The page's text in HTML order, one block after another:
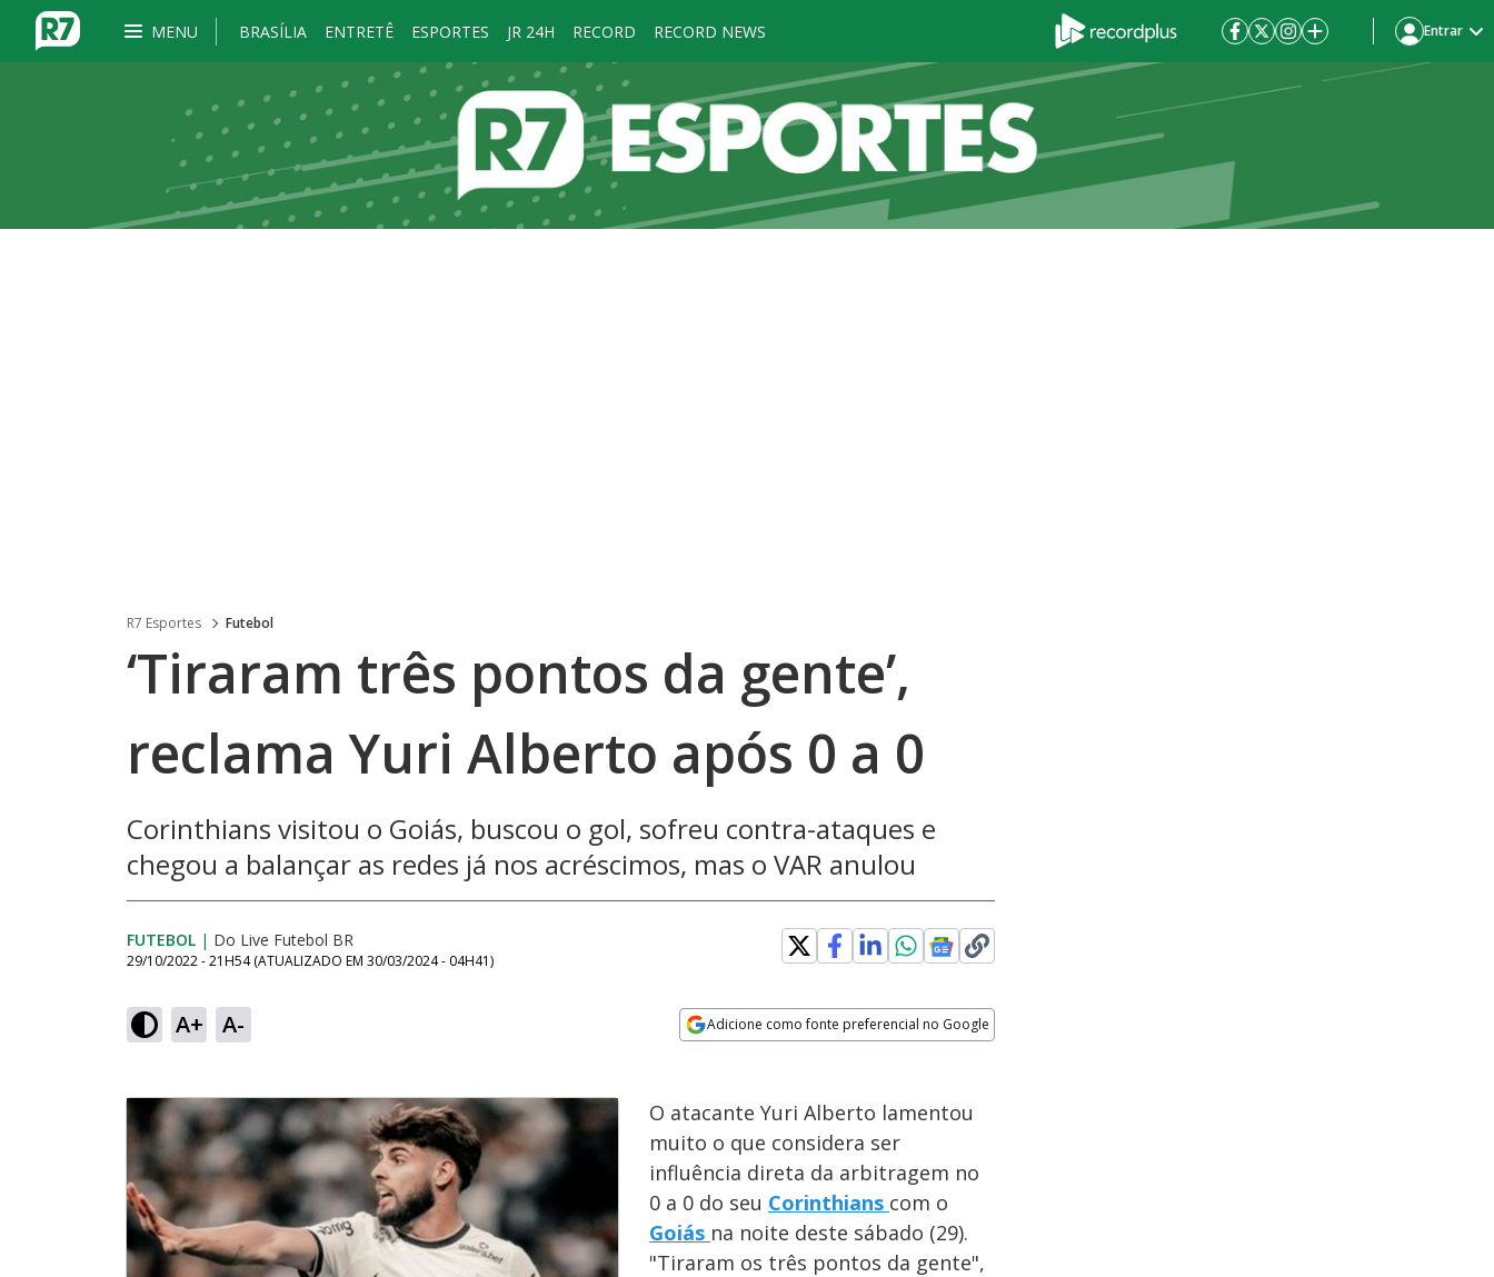
MENU BRASÍLIA ENTRETÊ ESPORTES JR 24H RECORD RECORD NEWS Entrar
R7 Esportes Futebol
‘Tiraram três pontos da gente’,
reclama Yuri Alberto após 0 a 0
Corinthians visitou o Goiás, buscou o gol, sofreu contra-ataques e
chegou a balançar as redes já nos acréscimos, mas o VAR anulou
FUTEBOL | Do Live Futebol BR
29/10/2022 - 21H54 (ATUALIZADO EM 30/03/2024 - 04H41)
A+ A- Adicione como fonte preferencial no Google
O atacante Yuri Alberto lamentou
muito o que considera ser
influência direta da arbitragem no
0 a 0 do seu Corinthians com o
Goiás na noite deste sábado (29).
"Tiraram os três pontos da gente",